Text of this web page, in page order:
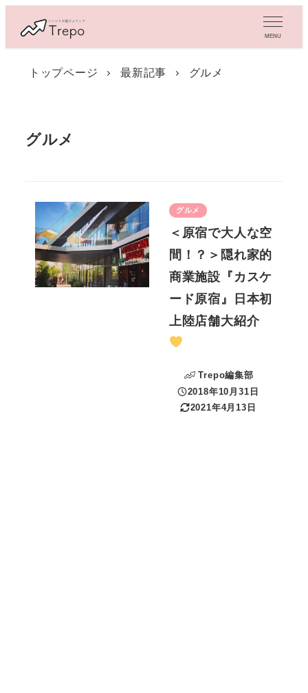
MENU
トップページ 最新記事 グルメ
グルメ
グルメ
＜原宿で大人な空
間！？＞隠れ家的
商業施設『カスケ
ード原宿』日本初
上陸店舗大紹介
Trepo編集部
投稿日
2018年10月31日
更新日
2021年4月13日